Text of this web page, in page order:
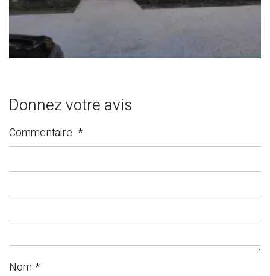
Donnez votre avis
Commentaire *
Nom *